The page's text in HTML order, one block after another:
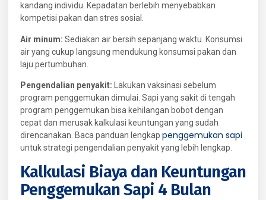
kandang individu. Kepadatan berlebih menyebabkan
kompetisi pakan dan stres sosial.
Air minum: Sediakan air bersih sepanjang waktu. Konsumsi
air yang cukup langsung mendukung konsumsi pakan dan
laju pertumbuhan.
Pengendalian penyakit: Lakukan vaksinasi sebelum
program penggemukan dimulai. Sapi yang sakit di tengah
program penggemukan bisa kehilangan bobot dengan
cepat dan merusak kalkulasi keuntungan yang sudah
direncanakan. Baca panduan lengkap penggemukan sapi
untuk strategi pengendalian penyakit yang lebih lengkap.
Kalkulasi Biaya dan Keuntungan
Penggemukan Sapi 4 Bulan